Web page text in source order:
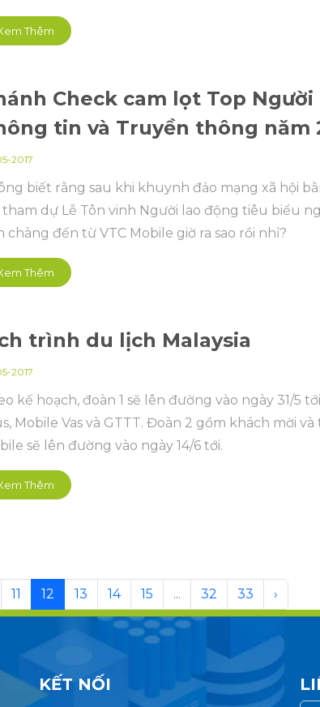
Thêm
Check cam lọt Top
tin và Truyền thông năm
2017
biết rằng sau khi khuynh đảo mạng xã hội
tham dự Lễ Tôn vinh Người lao động tiêu biểu
chàng đến từ VTC Mobile giờ ra sao rồi nhỉ?
Thêm
trình du lịch Malaysia
2017
kế hoạch, đoàn 1 sẽ lên đường vào ngày 31/5
Mobile Vas và GTTT. Đoàn 2 gồm khách mời
sẽ lên đường vào ngày 14/6 tới.
Thêm
11 12 13 14 15 ... 32 33 ›
KẾT NỐI